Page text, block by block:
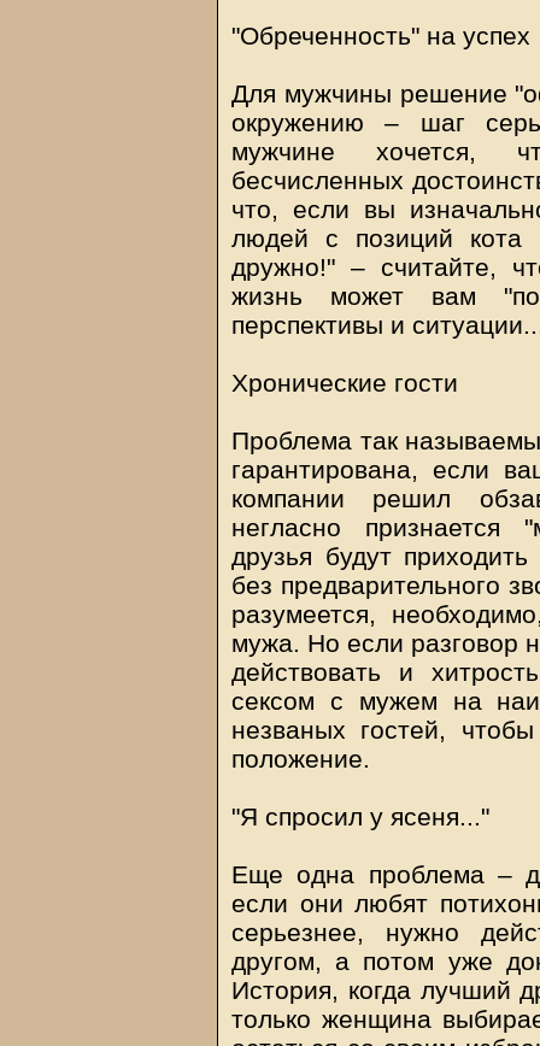
"Обреченность" на успех
Для мужчины решение
окружению – шаг
мужчине хочется,
бесчисленных
что, если вы
людей с позиций кота
дружно!" – считайте,
жизнь может вам
перспективы и
Хронические гости
Проблема так
гарантирована, если
компании решил
негласно признается
друзья будут
без предварительного
разумеется,
мужа. Но если разговор
действовать и
сексом с мужем на
незваных гостей,
положение.
"Я спросил у ясеня..."
Еще одна проблема –
если они любят
серьезнее, нужно
другом, а потом уже
История, когда лучший
только женщина